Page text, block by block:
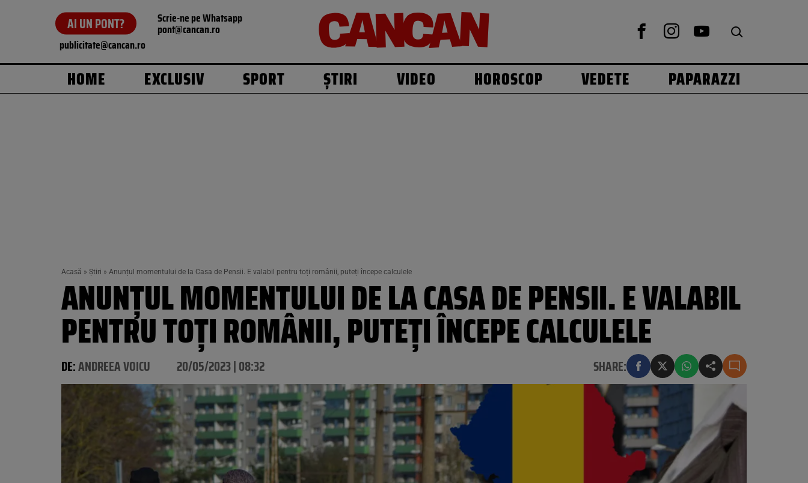
AI UN PONT? Scrie-ne pe Whatsapp
pont@cancan.ro
publicitate@cancan.ro
HOME EXCLUSIV SPORT ȘTIRI VIDEO HOROSCOP VEDETE PAPARAZZI
Acasă » Știri » Anunțul momentului de la Casa de Pensii. E valabil pentru toți românii, puteți începe calculele
ANUNȚUL MOMENTULUI DE LA CASA DE PENSII. E VALABIL
PENTRU TOȚI ROMÂNII, PUTEȚI ÎNCEPE CALCULELE
DE:ANDREEA VOICU 20/05/2023 | 08:32 SHARE: